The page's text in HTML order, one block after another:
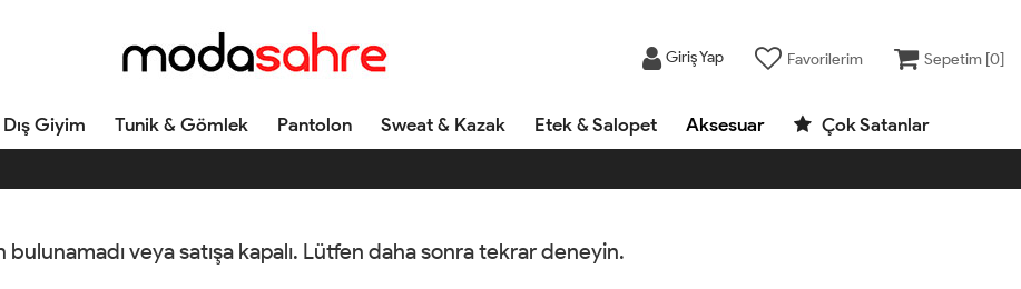
Giriş Yap Favorilerim Sepetim [0]
Dış Giyim Tunik & Gömlek Pantolon Sweat & Kazak Etek & Salopet Aksesuar Çok Satanlar
bulunamadı veya satışa kapalı. Lütfen daha sonra tekrar deneyin.